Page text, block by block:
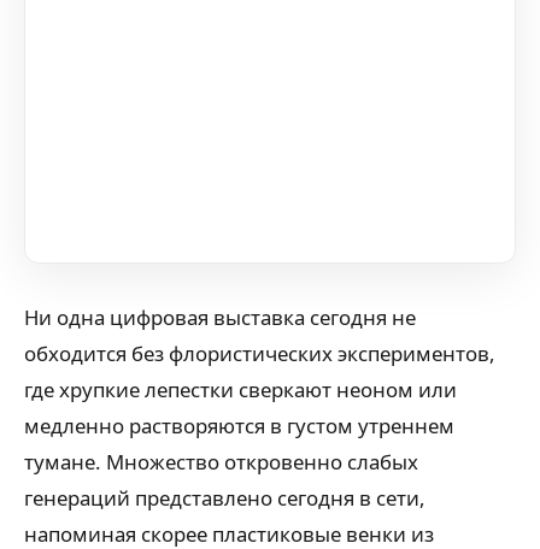
Ни одна цифровая выставка сегодня не
обходится без флористических экспериментов,
где хрупкие лепестки сверкают неоном или
медленно растворяются в густом утреннем
тумане. Множество откровенно слабых
генераций представлено сегодня в сети,
напоминая скорее пластиковые венки из